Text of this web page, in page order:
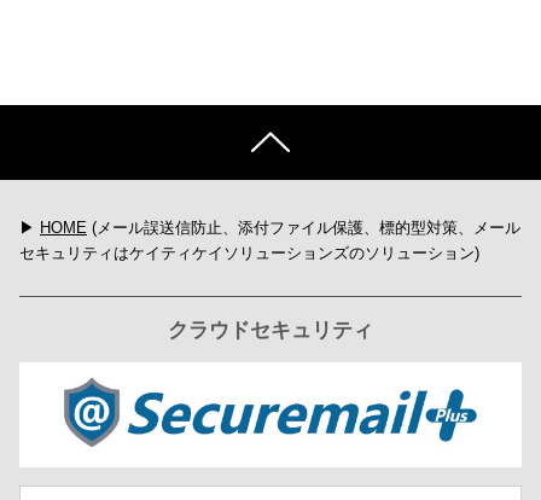
▶ HOME (メール誤送信防止、添付ファイル保護、標的型対策、メール
セキュリティはケイティケイソリューションズのソリューション)
クラウドセキュリティ